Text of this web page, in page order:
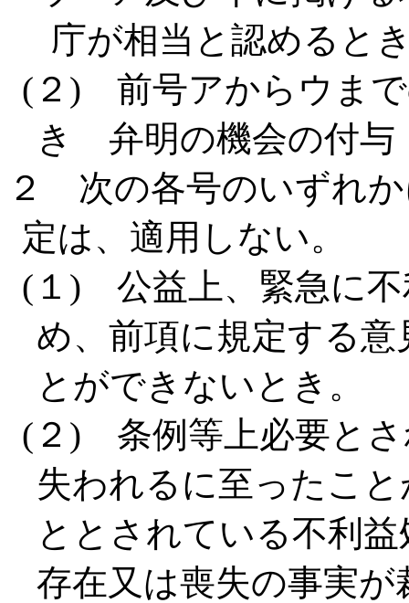
庁が相当と認めると
(２) 前号アからウま
き 弁明の機会の付与
２ 次の各号のいずれ
定は、適用しない。
(１) 公益上、緊急に不
め、前項に規定する
とができないとき。
(２) 条例等上必要とさ
失われるに至ったこ
ととされている不利
存在又は喪失の事実